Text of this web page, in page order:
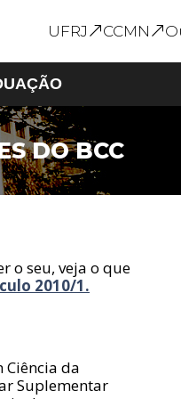
Graduação em Geral
Calendário
Disciplina
Ofertas de Monitoria
UFRJ CCMN
DO BCC
o seu, veja o que
2010/1.
da
Suplementar